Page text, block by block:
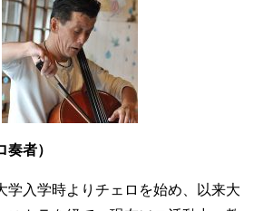
奏者）
学入学時よりチェロを始め、以来大